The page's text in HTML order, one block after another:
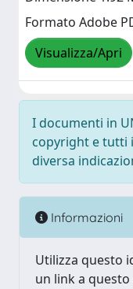
Formato Adobe
Visualizza/Apri
I documenti in
copyright e tutti
diversa
Informazioni
Utilizza questo
un link a